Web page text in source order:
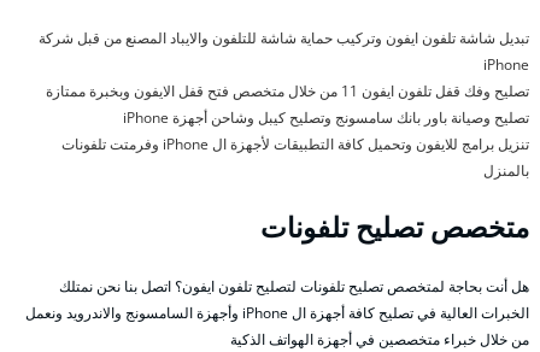
تبديل شاشة تلفون ايفون وتركيب حماية شاشة للتلفون والايباد المصنع من قبل شركة
iPhone
تصليح وفك قفل تلفون ايفون 11 من خلال متخصص فتح قفل الايفون وبخبرة ممتازة
تصليح وصيانة باور بانك سامسونج وتصليح كيبل وشاحن أجهزة iPhone
تنزيل برامج للايفون وتحميل كافة التطبيقات لأجهزة ال iPhone وفرمتت تلفونات
بالمنزل
متخصص تصليح تلفونات
هل أنت بحاجة لمتخصص تصليح تلفونات لتصليح تلفون ايفون؟ اتصل بنا نحن نمتلك
الخبرات العالية في تصليح كافة أجهزة ال iPhone وأجهزة السامسونج والاندرويد ونعمل
من خلال خبراء متخصصين في أجهزة الهواتف الذكية